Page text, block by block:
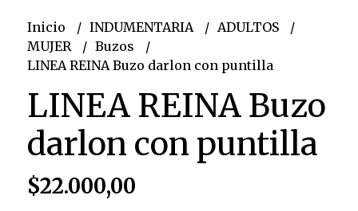
Inicio INDUMENTARIA
ADULTOS
MUJER
Buzos
LINEA REINA Buzo darlon con puntilla
LINEA REINA Buzo
darlon con puntilla
$22.000,00